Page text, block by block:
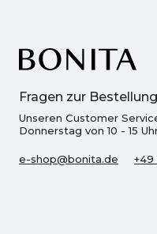
Fragen zur
Unseren Customer
Donnerstag von 10 - 15
e-shop@bonita.de +49